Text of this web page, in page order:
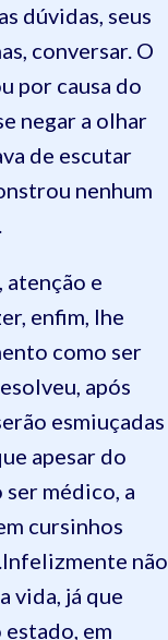
dúvidas, seus
conversar. O
por causa do
negar a olhar
de escutar
nenhum
atenção e
enfim, lhe
como ser
após
esmiuçadas
apesar do
médico, a
cursinhos
não
vida, já que
em